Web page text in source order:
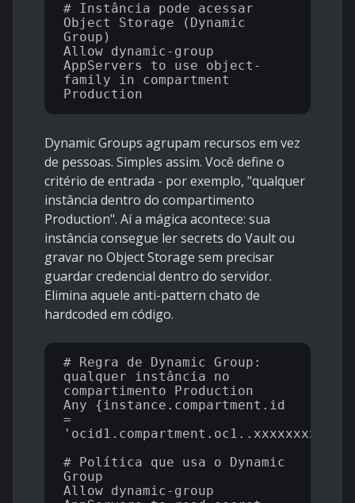
# Instância pode acessar
Object Storage (Dynamic
Group)
Allow dynamic-group
AppServers to use object-
family in compartment
Dynamic Groups agrupam recursos em vez
de pessoas. Simples assim. Você define o
critério de entrada - por exemplo, "qualquer
instância dentro do compartimento
Production". Aí a mágica acontece: sua
instância consegue ler secrets do Vault ou
gravar no Object Storage sem precisar
guardar credencial dentro do servidor.
Elimina aquele anti-pattern chato de
hardcoded em código.
# Regra de Dynamic Group:
qualquer instância no
compartimento Production
Any {instance.compartment.id
=
'ocid1.compartment.oc1..xxxxxxxx'}
# Política que usa o Dynamic
Group
Allow dynamic-group